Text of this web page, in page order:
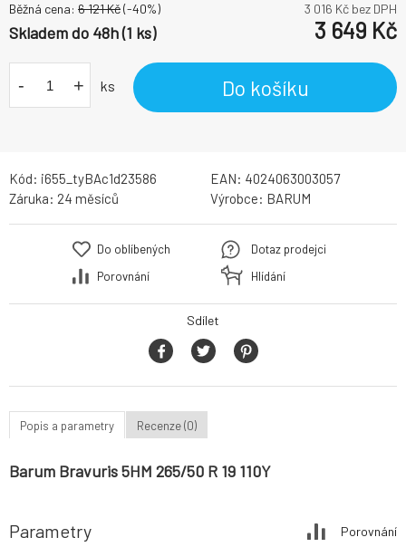
Běžná cena: 6 121Kč(-40%) 3 016 Kč bez DPH
Skladem do 48h (1 ks) 3 649 Kč
- + ks Do košíku
Kód: i655_tyBAc1d23586 EAN: 4024063003057
Záruka: 24 měsíců Výrobce: BARUM
Do oblíbených
Porovnání
Dotaz prodejci
Hlídání
Sdílet
Popis a parametry Recenze (0)
Barum Bravuris 5HM 265/50 R 19 110Y
Parametry Porovnání